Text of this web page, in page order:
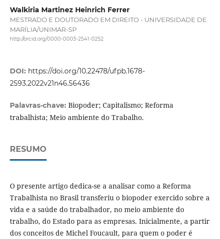
Walkiria Martinez Heinrich Ferrer
MESTRADO E DOUTORADO EM DIREITO - UNIVERSIDADE DE
MARÍLIA/UNIMAR-SP
http://orcid.org/0000-0003-2541-0252
DOI: https://doi.org/10.22478/ufpb.1678-
2593.2022v21n46.56436
Palavras-chave: Biopoder; Capitalismo; Reforma
trabalhista; Meio ambiente do Trabalho.
RESUMO
O presente artigo dedica-se a analisar como a Reforma
Trabalhista no Brasil transferiu o biopoder exercido sobre a
vida e a saúde do trabalhador, no meio ambiente do
trabalho, do Estado para as empresas. Inicialmente, a partir
dos conceitos de Michel Foucault, para quem o poder é